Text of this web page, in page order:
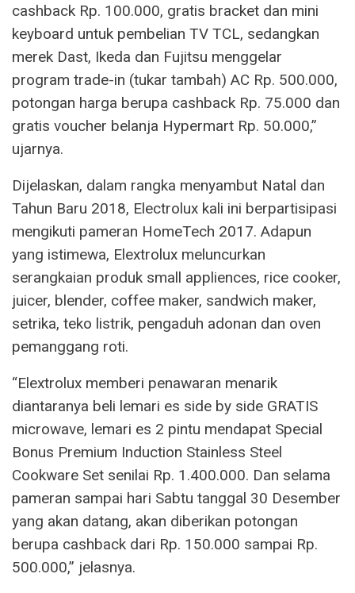
cashback Rp. 100.000, gratis bracket dan mini
keyboard untuk pembelian TV TCL, sedangkan
merek Dast, Ikeda dan Fujitsu menggelar
program trade-in (tukar tambah) AC Rp. 500.000,
potongan harga berupa cashback Rp. 75.000 dan
gratis voucher belanja Hypermart Rp. 50.000,”
ujarnya.
Dijelaskan, dalam rangka menyambut Natal dan
Tahun Baru 2018, Electrolux kali ini berpartisipasi
mengikuti pameran HomeTech 2017. Adapun
yang istimewa, Elextrolux meluncurkan
serangkaian produk small appliences, rice cooker,
juicer, blender, coffee maker, sandwich maker,
setrika, teko listrik, pengaduh adonan dan oven
pemanggang roti.
“Elextrolux memberi penawaran menarik
diantaranya beli lemari es side by side GRATIS
microwave, lemari es 2 pintu mendapat Special
Bonus Premium Induction Stainless Steel
Cookware Set senilai Rp. 1.400.000. Dan selama
pameran sampai hari Sabtu tanggal 30 Desember
yang akan datang, akan diberikan potongan
berupa cashback dari Rp. 150.000 sampai Rp.
500.000,” jelasnya.